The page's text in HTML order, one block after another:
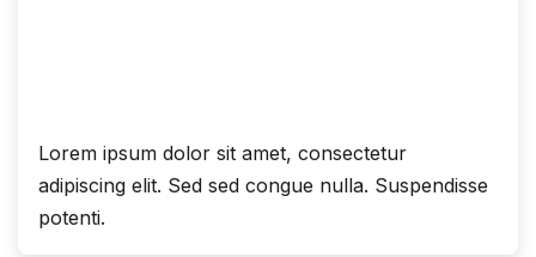
Lorem ipsum dolor sit amet, consectetur
adipiscing elit. Sed sed congue nulla. Suspendisse
potenti.